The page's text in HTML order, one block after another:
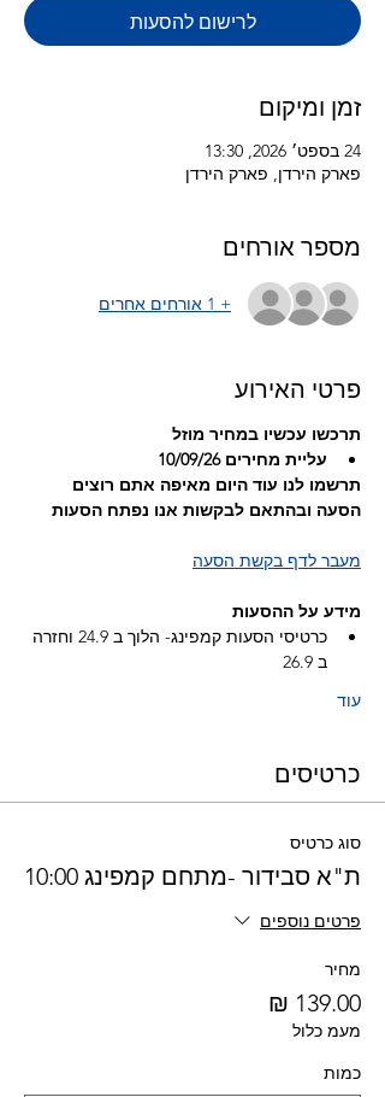
לרישום להסעות
זמן ומיקום
24 בספט׳ 2026, 13:30
פארק הירדן, פארק הירדן
מספר אורחים
+ 1 אורחים אחרים
פרטי האירוע
תרכשו עכשיו במחיר מוזל
עליית מחירים 10/09/26
תרשמו לנו עוד היום מאיפה אתם רוצים
הסעה ובהתאם לבקשות אנו נפתח הסעות
מעבר לדף בקשת הסעה
מידע על ההסעות
כרטיסי הסעות קמפינג- הלוך ב 24.9 וחזרה
ב 26.9
עוד
כרטיסים
סוג כרטיס
ת"א סבידור -מתחם קמפינג 10:00
פרטים נוספים
מחיר
מעמ כלול
כמות